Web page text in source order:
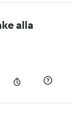
alla